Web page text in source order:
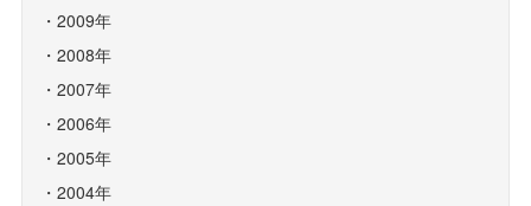
2009年
2008年
2007年
2006年
2005年
2004年